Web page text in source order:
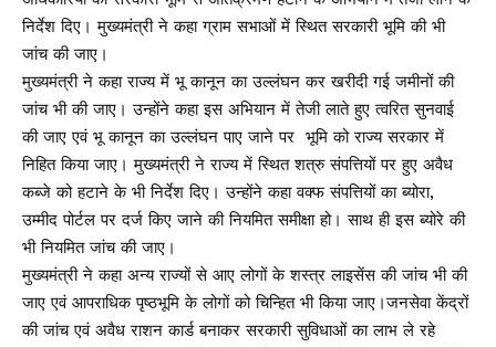
निर्देश दिए। मुख्यमंत्री ने कहा ग्राम सभाओं में स्थित सरकारी भूमि की भी
जांच की जाए।
मुख्यमंत्री ने कहा राज्य में भू कानून का उल्लंघन कर खरीदी गई जमीनों की
जांच भी की जाए। उन्होंने कहा इस अभियान में तेजी लाते हुए त्वरित सुनवाई
की जाए एवं भू कानून का उल्लंघन पाए जाने पर भूमि को राज्य सरकार में
निहित किया जाए। मुख्यमंत्री ने राज्य में स्थित शत्रु संपत्तियों पर हुए अवैध
कब्जे को हटाने के भी निर्देश दिए। उन्होंने कहा वक्फ संपत्तियों का ब्योरा,
उम्मीद पोर्टल पर दर्ज किए जाने की नियमित समीक्षा हो। साथ ही इस ब्योरे की
भी नियमित जांच की जाए।
मुख्यमंत्री ने कहा अन्य राज्यों से आए लोगों के शस्त्र लाइसेंस की जांच भी की
जाए एवं आपराधिक पृष्ठभूमि के लोगों को चिन्हित भी किया जाए।जनसेवा केंद्रों
की जांच एवं अवैध राशन कार्ड बनाकर सरकारी सुविधाओं का लाभ ले रहे